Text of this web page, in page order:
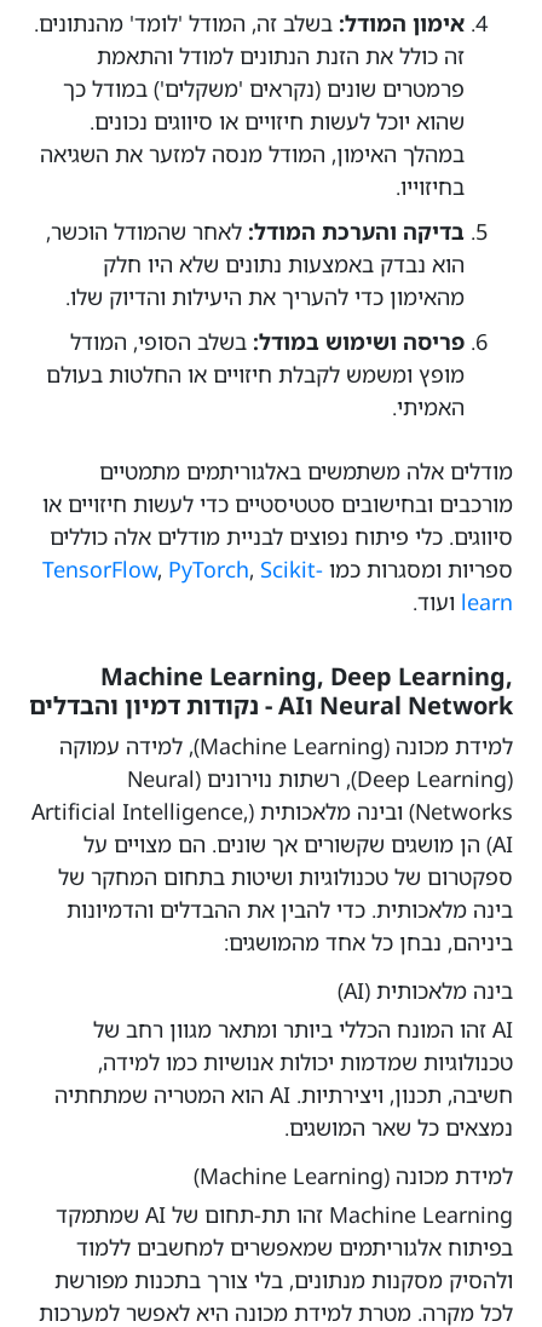
אימון המודל: בשלב זה, המודל 'לומד' מהנתונים.
זה כולל את הזנת הנתונים למודל והתאמת
פרמטרים שונים (נקראים 'משקלים') במודל כך
שהוא יוכל לעשות חיזויים או סיווגים נכונים.
במהלך האימון, המודל מנסה למזער את השגיאה
בחיזוייו.
בדיקה והערכת המודל: לאחר שהמודל הוכשר,
הוא נבדק באמצעות נתונים שלא היו חלק
מהאימון כדי להעריך את היעילות והדיוק שלו.
פריסה ושימוש במודל: בשלב הסופי, המודל
מופץ ומשמש לקבלת חיזויים או החלטות בעולם
האמיתי.
מודלים אלה משתמשים באלגוריתמים מתמטיים
מורכבים ובחישובים סטטיסטיים כדי לעשות חיזויים או
סיווגים. כלי פיתוח נפוצים לבניית מודלים אלה כוללים
ספריות ומסגרות כמו
TensorFlow, PyTorch, Scikit-
learn ועוד.
Machine Learning, Deep Learning,
Neural Network וAI - נקודות דמיון והבדלים
למידת מכונה (Machine Learning), למידה עמוקה
(Deep Learning), רשתות נוירונים (Neural
Networks) ובינה מלאכותית (Artificial Intelligence,
AI) הן מושגים שקשורים אך שונים. הם מצויים על
ספקטרום של טכנולוגיות ושיטות בתחום המחקר של
בינה מלאכותית. כדי להבין את ההבדלים והדמיונות
ביניהם, נבחן כל אחד מהמושגים:
בינה מלאכותית (AI)
AI זהו המונח הכללי ביותר ומתאר מגוון רחב של
טכנולוגיות שמדמות יכולות אנושיות כמו למידה,
חשיבה, תכנון, ויצירתיות. AI הוא המטריה שמתחתיה
נמצאים כל שאר המושגים.
למידת מכונה (Machine Learning)
Machine Learning זהו תת-תחום של AI שמתמקד
בפיתוח אלגוריתמים שמאפשרים למחשבים ללמוד
ולהסיק מסקנות מנתונים, בלי צורך בתכנות מפורשת
לכל מקרה. מטרת למידת מכונה היא לאפשר למערכות